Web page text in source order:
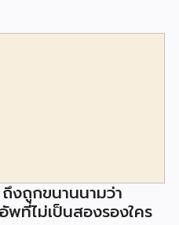
ถึงถูกขนานนามว่า
พที่ไม่เป็นสองรองใคร